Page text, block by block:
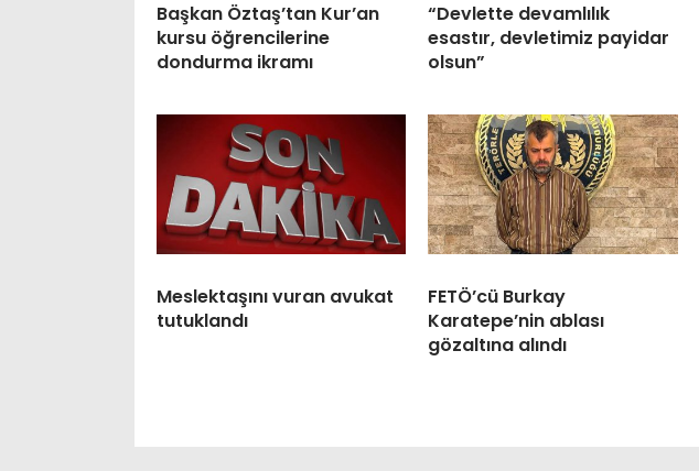
Başkan Öztaş’tan Kur’an
kursu öğrencilerine
dondurma ikramı
“Devlette devamlılık
esastır, devletimiz payidar
olsun”
Meslektaşını vuran avukat
tutuklandı
FETÖ’cü Burkay
Karatepe’nin ablası
gözaltına alındı